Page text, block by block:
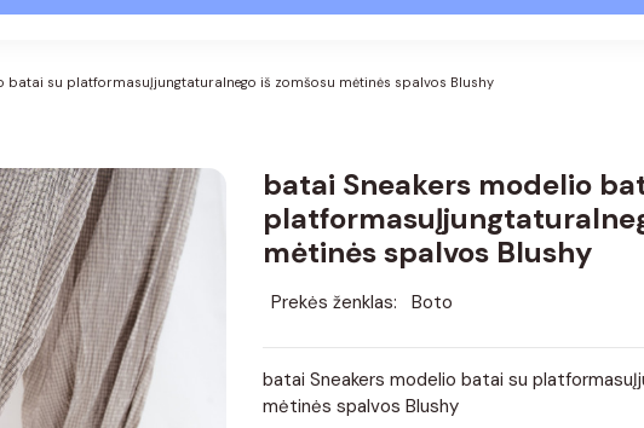
batai su platformasuĮjungtaturalnego iš zomšosu mėtinės spalvos Blushy
batai Sneakers modelio
mėtinės spalvos Blushy
Prekės ženklas: Boto
batai Sneakers modelio batai su
mėtinės spalvos Blushy